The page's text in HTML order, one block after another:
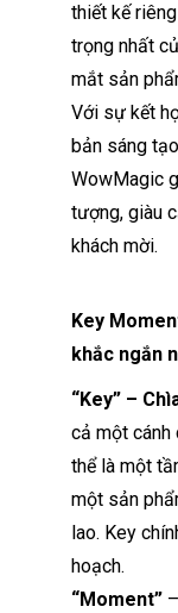
thiết kế
trọng nhất
mắt sản
Với sự kết
bản sáng
WowMagic
tượng, giàu
khách mời.
Key
khắc ngắn
“Key” –
cả một cánh
thể là một
một sản
lao. Key
hoạch.
“Moment”–